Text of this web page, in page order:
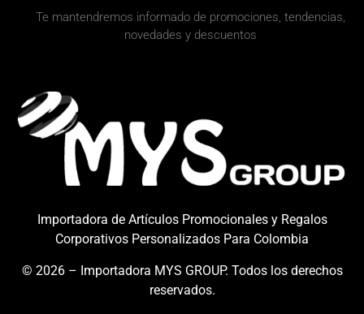
Te mantendremos informado de promociones, tendencias,
novedades y descuentos
info@mysgroupcol.com +57 317 364 4411
Importadora de Artículos Promocionales y Regalos
Corporativos Personalizados Para Colombia
© 2026 – Importadora MYS GROUP. Todos los derechos
reservados.